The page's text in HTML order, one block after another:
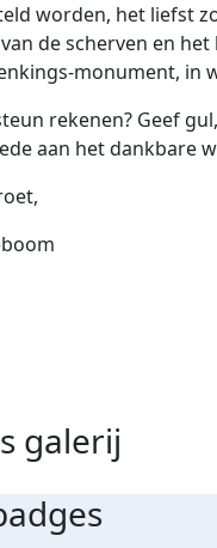
worden, het liefst
de scherven en
monument, in
rekenen? Geef
aan het dankbare
galerij